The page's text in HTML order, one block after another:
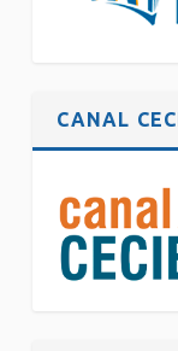
CANAL